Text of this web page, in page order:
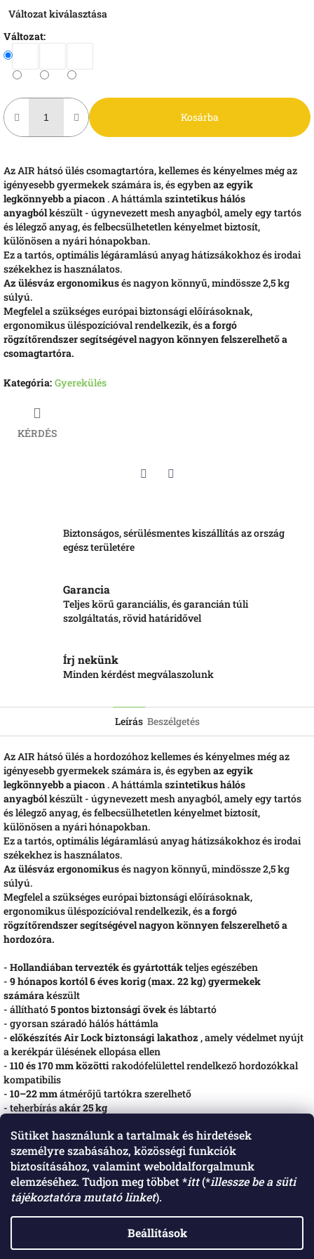
Sütiket használunk a tartalmak és hirdetések
személyre szabásához, közösségi funkciók
biztosításához, valamint weboldalforgalmunk
elemzéséhez. Tudjon meg többet *itt(*illessze be a süti
tájékoztatóra mutató linket).
Beállítások
Változat kiválasztása
Változat:
Kosárba
Az AIR hátsó ülés csomagtartóra, kellemes és kényelmes még az
igényesebb gyermekek számára is, és egyben az egyik
legkönnyebb a piacon . A háttámla szintetikus hálós
anyagbólkészült - úgynevezett mesh anyagból, amely egy tartós
és lélegző anyag, és felbecsülhetetlen kényelmet biztosít,
különösen a nyári hónapokban.
Ez a tartós, optimális légáramlású anyag hátizsákokhoz és irodai
székekhez is használatos.
Az ülésváz ergonomikusés nagyon könnyű, mindössze 2,5 kg
súlyú.
Megfelel a szükséges európai biztonsági előírásoknak,
ergonomikus üléspozícióval rendelkezik, ésa forgó
rögzítőrendszer segítségével nagyon könnyen felszerelhető a
csomagtartóra.
Kategória: Gyerekülés
KÉRDÉS
Biztonságos, sérülésmentes kiszállítás az ország
egész területére
Garancia
Teljes körű garanciális, és garancián túli
szolgáltatás, rövid határidővel
Írj nekünk
Minden kérdést megválaszolunk
Leírás Beszélgetés
Az AIR hátsó ülés a hordozóhoz kellemes és kényelmes még az
igényesebb gyermekek számára is, és egybenaz egyik
legkönnyebb a piacon . A háttámlaszintetikus hálós
anyagbólkészült - úgynevezett mesh anyagból, amely egy tartós
és lélegző anyag, és felbecsülhetetlen kényelmet biztosít,
különösen a nyári hónapokban.
Ez a tartós, optimális légáramlású anyag hátizsákokhoz és irodai
székekhez is használatos.
Az ülésváz ergonomikusés nagyon könnyű, mindössze 2,5 kg
súlyú.
Megfelel a szükséges európai biztonsági előírásoknak,
ergonomikus üléspozícióval rendelkezik, ésa forgó
rögzítőrendszer segítségével nagyon könnyen felszerelhető a
hordozóra.
- Hollandiában tervezték és gyártottákteljes egészében
- 9 hónapos kortól 6 éves korig (max. 22 kg) gyermekek
számárakészült
- állítható5 pontos biztonsági övekés lábtartó
- gyorsan száradó hálós háttámla
- előkészítés Air Lock biztonsági lakathoz , amely védelmet nyújt
a kerékpár ülésének ellopása ellen
- 110 és 170 mm közöttirakodófelülettel rendelkező hordozókkal
kompatibilis
- 10–22 mmátmérőjű tartókra szerelhető
- teherbírásakár 25 kg
tanúsítvánnyal rendelkezik
5 év garancia(átruházható a következő tulajdonosra)
- a felszereléshez szükséges tartozékokkal együtt szállítjuk